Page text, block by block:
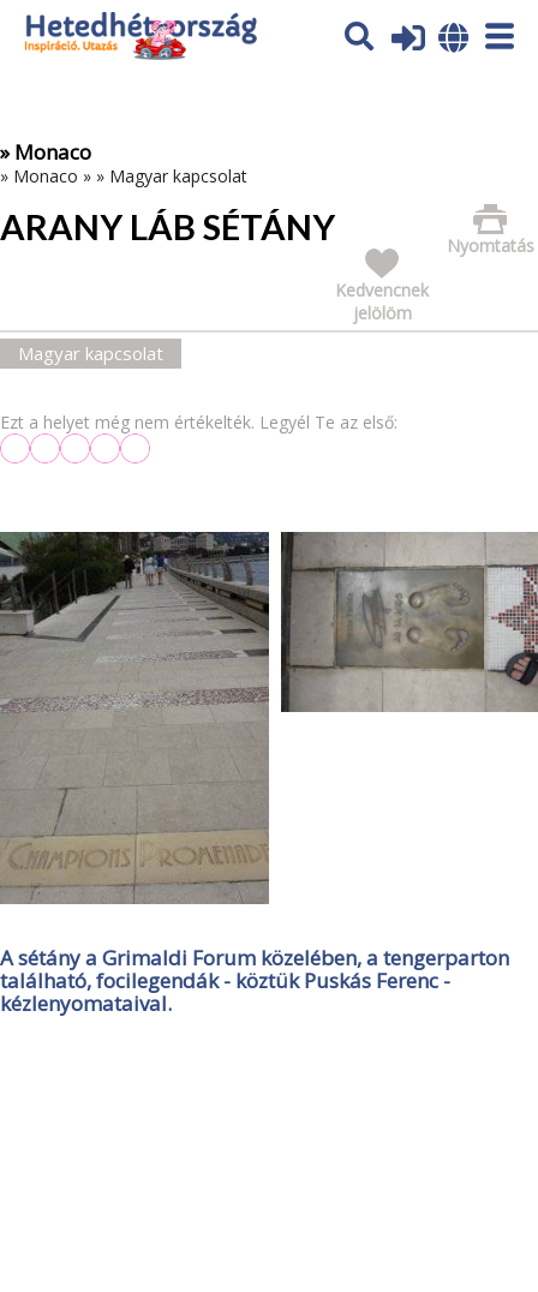
Az oldal sütiket (cookies) használ. További tájékoztatás itt:
Adatvédelmi tájékoztató
» Monaco
» Monaco » » Magyar kapcsolat
ARANY LÁB SÉTÁNY
Nyomtatás
Kedvencnek
jelölöm
Magyar kapcsolat
Ezt a helyet még nem értékelték. Legyél Te az első:
A sétány a Grimaldi Forum közelében, a tengerparton
található, focilegendák - köztük Puskás Ferenc -
kézlenyomataival.